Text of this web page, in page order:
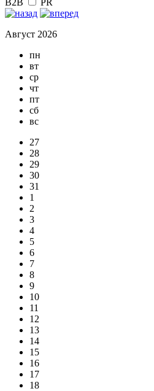
Август 2026
пн
вт
ср
чт
пт
сб
вс
27
28
29
30
31
1
2
3
4
5
6
7
8
9
10
11
12
13
14
15
16
17
18